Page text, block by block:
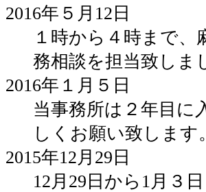
2016年５月12日
１時から４時まで、
務相談を担当致しま
2016年１月５日
当事務所は２年目に
しくお願い致します。
2015年12月29日
12月29日から1月３